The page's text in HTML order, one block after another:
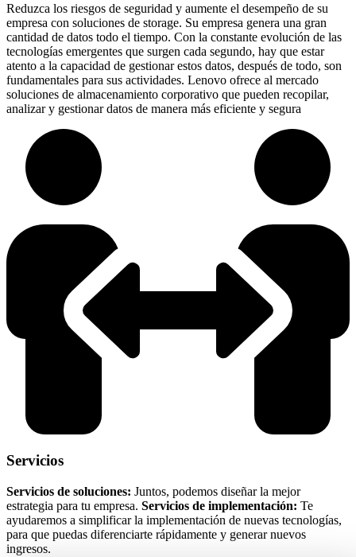
Reduzca los riesgos de seguridad y aumente el desempeño de su
empresa con soluciones de storage. Su empresa genera una gran
cantidad de datos todo el tiempo. Con la constante evolución de las
tecnologías emergentes que surgen cada segundo, hay que estar
atento a la capacidad de gestionar estos datos, después de todo, son
fundamentales para sus actividades. Lenovo ofrece al mercado
soluciones de almacenamiento corporativo que pueden recopilar,
analizar y gestionar datos de manera más eficiente y segura
Servicios
Servicios de soluciones: Juntos, podemos diseñar la mejor
estrategia para tu empresa. Servicios de implementación: Te
ayudaremos a simplificar la implementación de nuevas tecnologías,
para que puedas diferenciarte rápidamente y generar nuevos
ingresos.